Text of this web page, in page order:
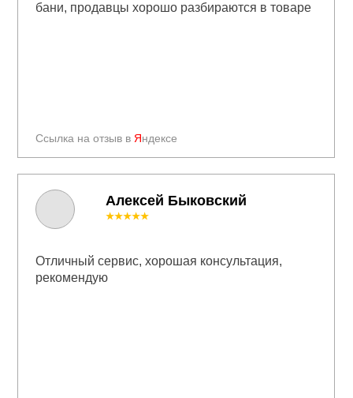
Ссылка на отзыв в Яндексе
бани, продавцы хорошо разбираются в товаре
Алексей Быковский
★★★★★
Отличный сервис, хорошая консультация,
рекомендую